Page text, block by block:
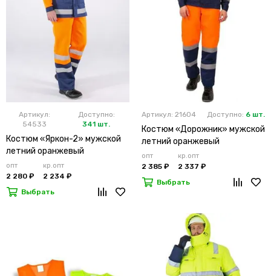
Артикул:
54533
Доступно:
341 шт.
Костюм «Яркон-2» мужской
летний оранжевый
опт
2 280 ₽
кр.опт
2 234 ₽
Выбрать
Артикул: 21604 Доступно: 6 шт.
Костюм «Дорожник» мужской
летний оранжевый
опт
2 385 ₽
кр.опт
2 337 ₽
Выбрать